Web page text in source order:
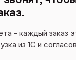
- каждый заказ
из 1С и